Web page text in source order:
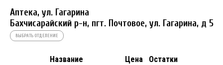
Аптека, ул. Гагарина
Бахчисарайский р-н, пгт. Почтовое, ул. Гагарина, д 5
ВЫБРАТЬ ОТДЕЛЕНИЕ
Название Цена
Остатки